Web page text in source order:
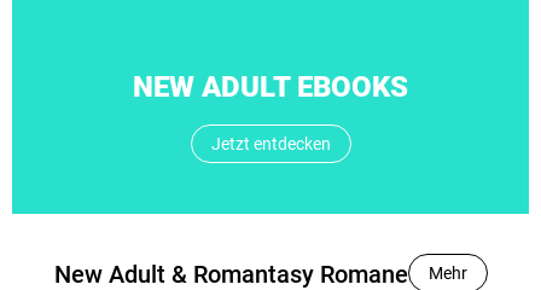
NEW ADULT EBOOKS
Jetzt entdecken
New Adult & Romantasy Romane Mehr